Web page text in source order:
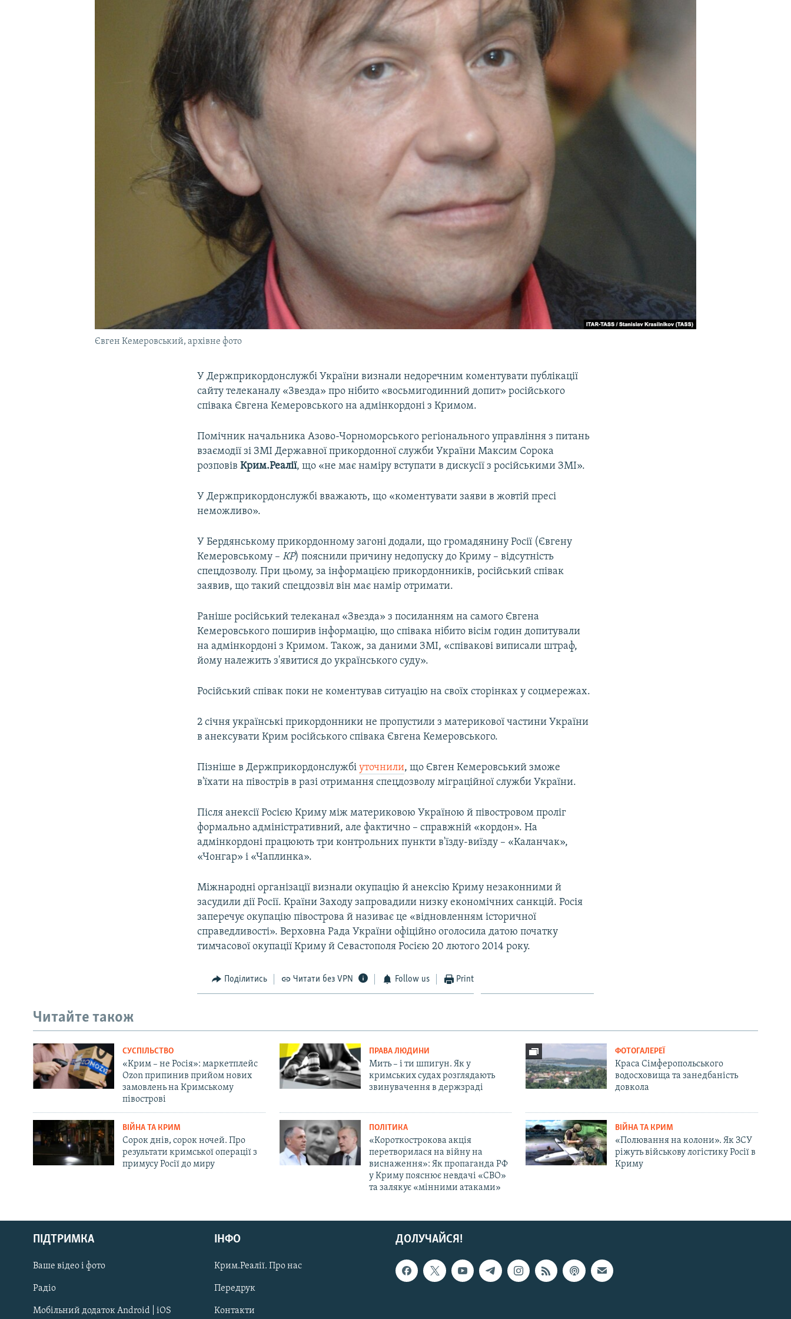
Русский
Qırımtatar
ДОЛУЧАЙСЯ!
Євген Кемеровський, архівне фото
У Держприкордонслужбі України визнали недоречним коментувати публікації
сайту телеканалу «Звезда» про нібито «восьмигодинний допит» російського
співака Євгена Кемеровського на адмінкордоні з Кримом.
Помічник начальника Азово-Чорноморського регіонального управління з питань
взаємодії зі ЗМІ Державної прикордонної служби України Максим Сорока
розповівКрим.Реалії, що «не має наміру вступати в дискусії з російськими ЗМІ».
У Держприкордонслужбі вважають, що «коментувати заяви в жовтій пресі
неможливо».
У Бердянському прикордонному загоні додали, що громадянину Росії (Євгену
Кемеровському –КР) пояснили причину недопуску до Криму – відсутність
спецдозволу. При цьому, за інформацією прикордонників, російський співак
заявив, що такий спецдозвіл він має намір отримати.
Раніше російський телеканал «Звезда» з посиланням на самого Євгена
Кемеровського поширив інформацію, що співака нібито вісім годин допитували
на адмінкордоні з Кримом. Також, за даними ЗМІ, «співакові виписали штраф,
йому належить з'явитися до українського суду».
Російський співак поки не коментував ситуацію на своїх сторінках у соцмережах.
2 січня українські прикордонники не пропустили з материкової частини України
в анексувати Крим російського співака Євгена Кемеровського.
Пізніше в Держприкордонслужбіуточнили, що Євген Кемеровський зможе
в'їхати на півострів в разі отримання спецдозволу міграційної служби України.
Після анексії Росією Криму між материковою Україною й півостровом проліг
формально адміністративний, але фактично – справжній «кордон». На
адмінкордоні працюють три контрольних пункти в'їзду-виїзду – «Каланчак»,
«Чонгар» і «Чаплинка».
Міжнародні організації визнали окупацію й анексію Криму незаконними й
засудили дії Росії. Країни Заходу запровадили низку економічних санкцій. Росія
заперечує окупацію півострова й називає це «відновленням історичної
справедливості». Верховна Рада України офіційно оголосила датою початку
тимчасової окупації Криму й Севастополя Росією 20 лютого 2014 року.
Поділитись Читати без VPN Follow us Print
Читайте також
СУСПІЛЬСТВО
«Крим – не Росія»: маркетплейс
Ozon припинив прийом нових
замовлень на Кримському
півострові
ПРАВА ЛЮДИНИ
Мить – і ти шпигун. Як у
кримських судах розглядають
звинувачення в держзраді
ФОТОГАЛЕРЕЇ
Краса Сімферопольського
водосховища та занедбаність
довкола
ВІЙНА ТА КРИМ
Сорок днів, сорок ночей. Про
результати кримської операції з
примусу Росії до миру
ПОЛІТИКА
«Короткострокова акція
перетворилася на війну на
виснаження»: Як пропаганда РФ
у Криму пояснює невдачі «СВО»
та залякує «мінними атаками»
ВІЙНА ТА КРИМ
«Полювання на колони». Як ЗСУ
ріжуть військову логістику Росії в
Криму
ДОЛУЧАЙСЯ!
ПІДТРИМКА
Ваше відео і фото
Радіо
Мобільний додаток Android | iOS
ІНФО
Крим.Реалії. Про нас
Передрук
Контакти